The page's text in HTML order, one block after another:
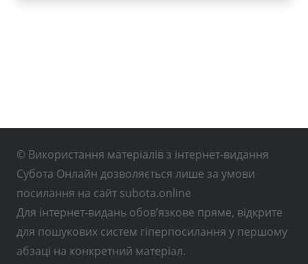
© Використання матеріалів з інтернет-видання
Субота Онлайн дозволяється лише за умови
посилання на сайт subota.online
Для інтернет-видань обов’язкове пряме, відкрите
для пошукових систем гіперпосилання у першому
абзаці на конкретний матеріал.